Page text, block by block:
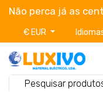
Não perca já as
€ EUR